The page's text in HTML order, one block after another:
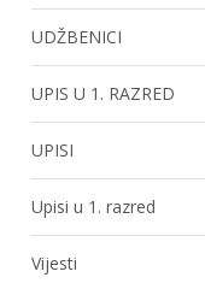
UDŽBENICI
UPIS U 1. RAZRED
UPISI
Upisi u 1. razred
Vijesti